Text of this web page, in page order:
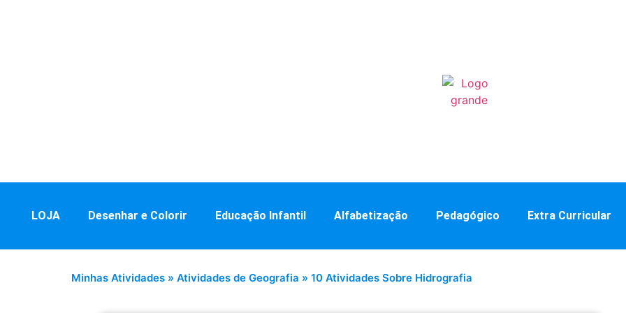
LOJA Desenhar e Colorir Educação Infantil Alfabetização Pedagógico Extra Curricular
Minhas Atividades » Atividades de Geografia » 10 Atividades Sobre Hidrografia